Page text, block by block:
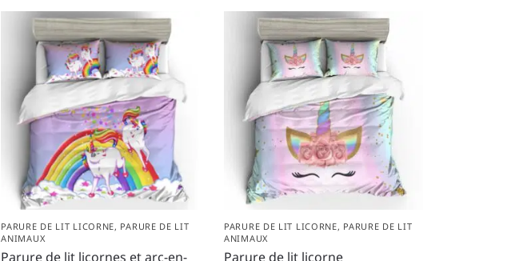
PARURE DE LIT LICORNE, PARURE DE LIT
ANIMAUX
Parure de lit licornes et arc-en-
PARURE DE LIT LICORNE, PARURE DE LIT
ANIMAUX
Parure de lit licorne